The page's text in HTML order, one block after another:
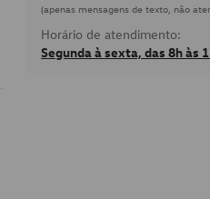
(apenas mensagens de texto, não
Horário de atendimento:
Segunda à sexta, das 8h às